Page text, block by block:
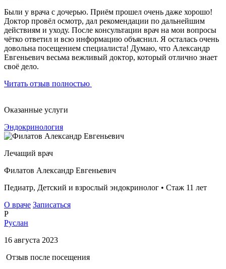
Были у врача с дочерью. Приём прошел очень даже хорошо!
Доктор провёл осмотр, дал рекомендации по дальнейшим
действиям и уходу. После консультации врач на мои вопросы
чётко ответил и всю информацию объяснил. Я осталась очень
довольна посещением специалиста! Думаю, что Александр
Евгеньевич весьма вежливый доктор, который отлично знает
своё дело.
Читать отзыв полностью
Оказанные услуги
Эндокринология
Лечащий врач
Филатов Александр Евгеньевич
Педиатр, Детский и взрослый эндокринолог • Стаж 11 лет
О враче Записаться
Р
Руслан
16 августа 2023
Отзыв после посещения